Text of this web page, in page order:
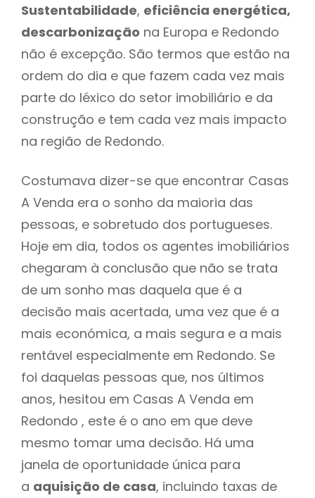
Sustentabilidade, eficiência energética,
descarbonização na Europa e Redondo
não é excepção. São termos que estão na
ordem do dia e que fazem cada vez mais
parte do léxico do setor imobiliário e da
construção e tem cada vez mais impacto
na região de Redondo.
Costumava dizer-se que encontrar Casas
A Venda era o sonho da maioria das
pessoas, e sobretudo dos portugueses.
Hoje em dia, todos os agentes imobiliários
chegaram à conclusão que não se trata
de um sonho mas daquela que é a
decisão mais acertada, uma vez que é a
mais económica, a mais segura e a mais
rentável especialmente em Redondo. Se
foi daquelas pessoas que, nos últimos
anos, hesitou em Casas A Venda em
Redondo , este é o ano em que deve
mesmo tomar uma decisão. Há uma
janela de oportunidade única para
a aquisição de casa, incluindo taxas de